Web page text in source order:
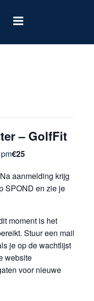
– GolfFit
€25
aanmelding krijg
SPOND en zie je
moment is het
Stuur een mail
je op de wachtlijst
website
voor nieuwe